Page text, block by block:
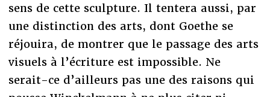
sens de cette sculpture. Il tentera aussi, par
une distinction des arts, dont Goethe se
réjouira, de montrer que le passage des arts
visuels à l’écriture est impossible. Ne
serait-ce d’ailleurs pas une des raisons qui